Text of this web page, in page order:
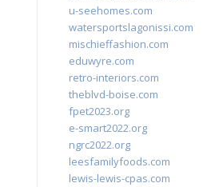
u-seehomes.com
watersportslagonissi.com
mischieffashion.com
eduwyre.com
retro-interiors.com
theblvd-boise.com
fpet2023.org
e-smart2022.org
ngrc2022.org
leesfamilyfoods.com
lewis-lewis-cpas.com